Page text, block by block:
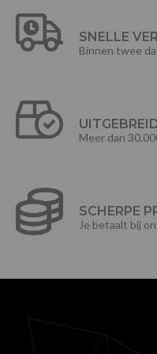
SNELLE
Binnen twee
Meer dan
SCHERPE
Je betaalt bij